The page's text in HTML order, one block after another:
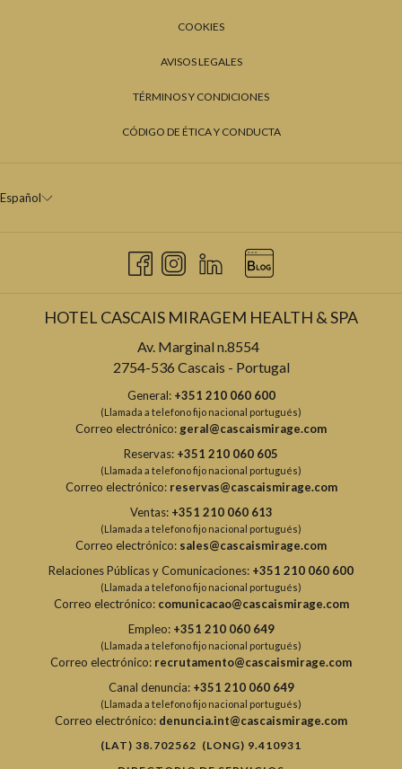
COOKIES
AVISOS LEGALES
TÉRMINOS Y CONDICIONES
CÓDIGO DE ÉTICA Y CONDUCTA
Español
HOTEL CASCAIS MIRAGEM HEALTH & SPA
Av. Marginal n.8554
2754-536 Cascais - Portugal
General: +351 210 060 600
(Llamada a telefono fijo nacional portugués)
Correo electrónico:geral@cascaismirage.com
Reservas: +351 210 060 605
(Llamada a telefono fijo nacional portugués)
Correo electrónico: reservas@cascaismirage.com
Ventas: +351 210 060 613
(Llamada a telefono fijo nacional portugués)
Correo electrónico: sales@cascaismirage.com
Relaciones Públicas y Comunicaciones: +351 210 060 600
(Llamada a telefono fijo nacional portugués)
Correo electrónico: comunicacao@cascaismirage.com
Empleo: +351 210 060 649
(Llamada a telefono fijo nacional portugués)
Correo electrónico: recrutamento@cascaismirage.com
Canal denuncia: +351 210 060 649
(Llamada a telefono fijo nacional portugués)
Correo electrónico: denuncia.int@cascaismirage.com
(LAT) 38.702562 (LONG) 9.410931